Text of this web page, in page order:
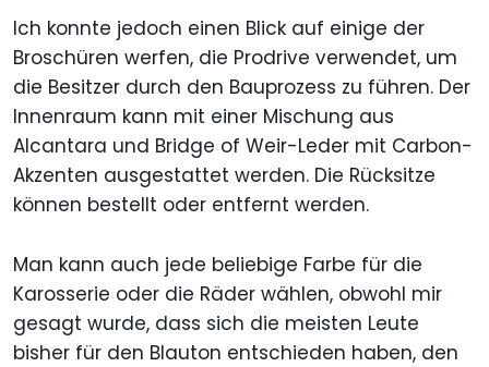
Ich konnte jedoch einen Blick auf einige der
Broschüren werfen, die Prodrive verwendet, um
die Besitzer durch den Bauprozess zu führen. Der
Innenraum kann mit einer Mischung aus
Alcantara und Bridge of Weir-Leder mit Carbon-
Akzenten ausgestattet werden. Die Rücksitze
können bestellt oder entfernt werden.
Man kann auch jede beliebige Farbe für die
Karosserie oder die Räder wählen, obwohl mir
gesagt wurde, dass sich die meisten Leute
bisher für den Blauton entschieden haben, den